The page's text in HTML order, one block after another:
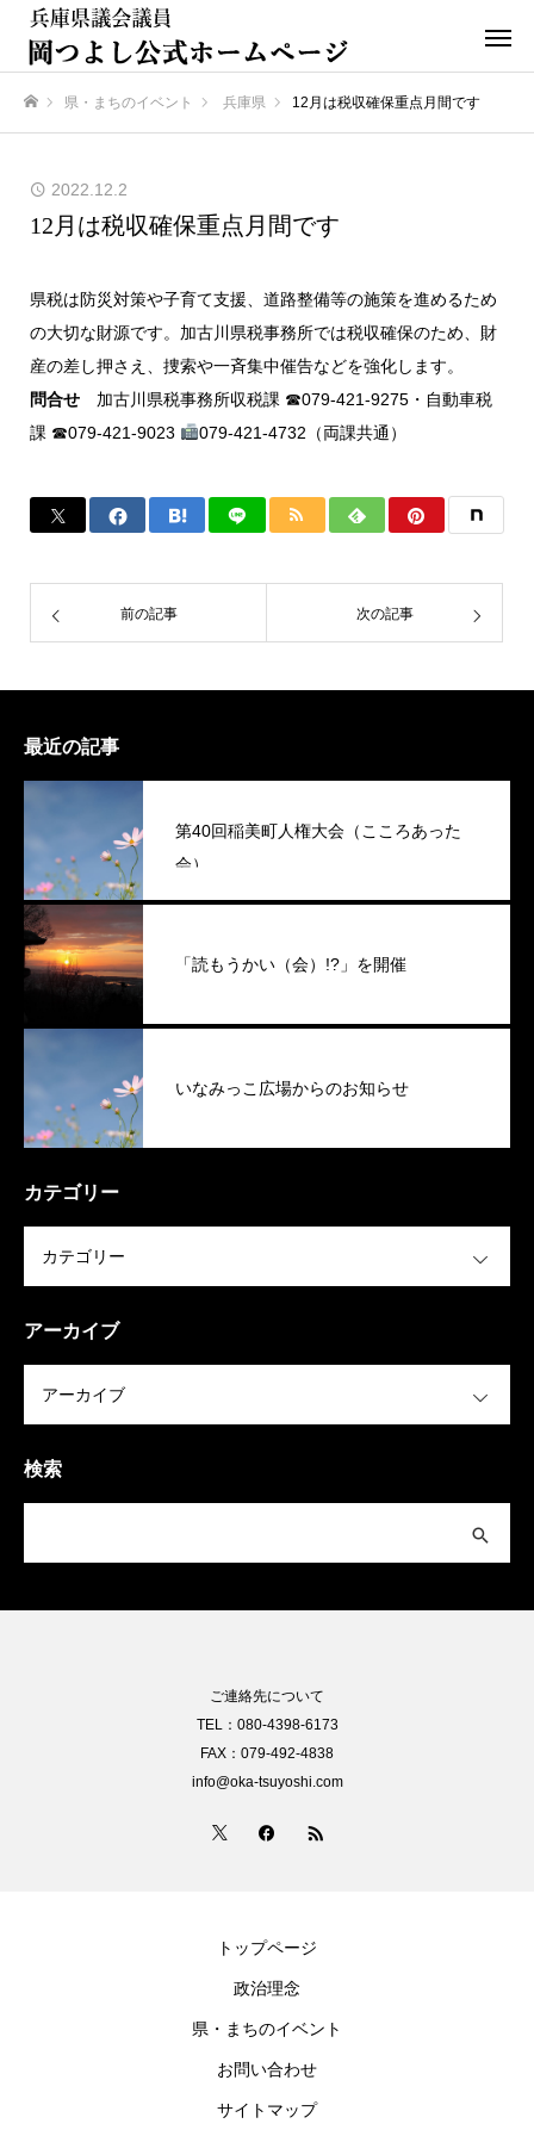
県・まちのイベント 兵庫県 12月は税収確保重点月間です
2022.12.2
12月は税収確保重点月間です
県税は防災対策や子育て支援、道路整備等の施策を進めるため
の大切な財源です。加古川県税事務所では税収確保のため、財
産の差し押さえ、捜索や一斉集中催告などを強化します。
問合せ 加古川県税事務所収税課 ☎079-421-9275・自動車税
課 ☎079-421-9023
079-421-4732（両課共通）
前の記事 次の記事
最近の記事
第40回稲美町人権大会（こころあった
会）
「読もうかい（会）!?」を開催
いなみっこ広場からのお知らせ
カテゴリー
アーカイブ
検索
ご連絡先について
TEL：080-4398-6173
FAX：079-492-4838
info@oka-tsuyoshi.com
トップページ
政治理念
県・まちのイベント
お問い合わせ
サイトマップ